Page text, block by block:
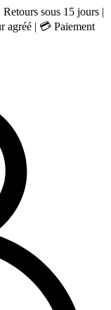
sous 15 jours |
agréé | 💳 Paiement